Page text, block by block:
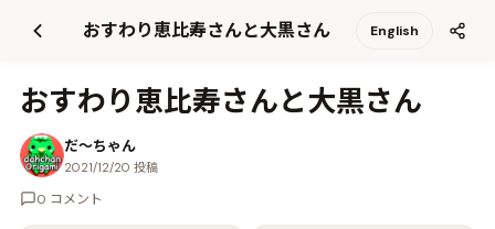
おすわり恵比寿さんと大黒さん English
おすわり恵比寿さんと大黒さん
だ〜ちゃん
2021/12/20 投稿
0 コメント